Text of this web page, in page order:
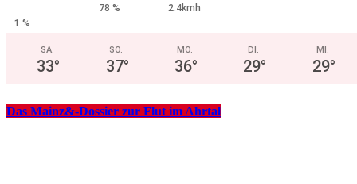
78 %
2.4kmh
1 %
SA.
33°
SO.
37°
MO.
36°
DI.
29°
MI.
29°
Das Mainz&-Dossier zur Flut im Ahrtal